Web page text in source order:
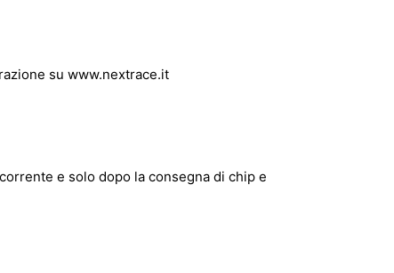
su www.nextrace.it
e solo dopo la consegna di chip e